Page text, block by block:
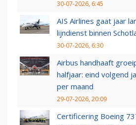
30-07-2026, 6:45
AIS Airlines gaat jaar
lijndienst binnen
30-07-2026, 6:30
Airbus handhaaft
halfjaar: eind volgend
per maand
29-07-2026, 20:09
Certificering Boeing